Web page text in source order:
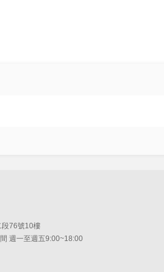
段76號10樓
週一至週五9:00~18:00